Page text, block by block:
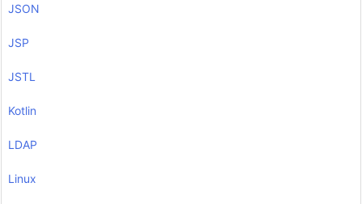
JSON
JSP
JSTL
Kotlin
LDAP
Linux